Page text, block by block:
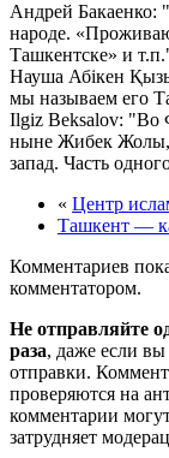
Андрей Бакаенко:
народе.
Ташкентске» и т.п.
Науша Абікен
мы называем его
Ilgiz Beksalov:
Во
ныне Жибек Жолы,
запад. Часть
« Центр
Ташкент —
Комментариев
комментатором.
Не отправляйте
раза, даже если вы
отправки.
проверяются на
комментарии
затрудняет